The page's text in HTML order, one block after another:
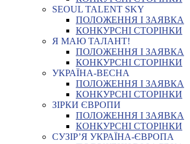
SEOUL TALENT SKY
ПОЛОЖЕННЯ І ЗАЯВКА
КОНКУРСНІ СТОРІНКИ
Я МАЮ ТАЛАНТ!
ПОЛОЖЕННЯ І ЗАЯВКА
КОНКУРСНІ СТОРІНКИ
УКРАЇНА-ВЕСНА
ПОЛОЖЕННЯ І ЗАЯВКА
КОНКУРСНІ СТОРІНКИ
ЗІРКИ ЄВРОПИ
ПОЛОЖЕННЯ І ЗАЯВКА
КОНКУРСНІ СТОРІНКИ
СУЗІР’Я УКРАЇНА-ЄВРОПА